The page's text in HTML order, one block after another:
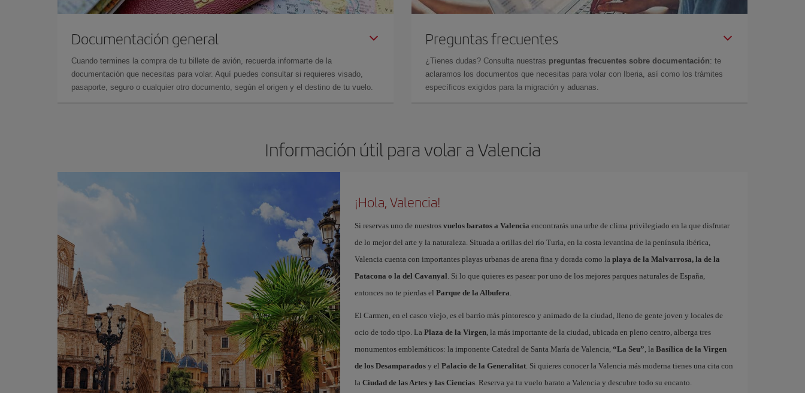
Documentación general
Cuando termines la compra de tu billete de avión, recuerda informarte de la
documentación que necesitas para volar. Aquí puedes consultar si requieres visado,
pasaporte, seguro o cualquier otro documento, según el origen y el destino de tu vuelo.
Preguntas frecuentes
¿Tienes dudas? Consulta nuestras preguntas frecuentes sobre documentación: te
aclaramos los documentos que necesitas para volar con Iberia, así como los trámites
específicos exigidos para la migración y aduanas.
Información útil para volar a Valencia
¡Hola, Valencia!
Si reservas uno de nuestros vuelos baratos a Valencia encontrarás una urbe de clima privilegiado en la que disfrutar
de lo mejor del arte y la naturaleza. Situada a orillas del río Turia, en la costa levantina de la península ibérica,
Valencia cuenta con importantes playas urbanas de arena fina y dorada como la playa de la Malvarrosa, la de la
Patacona o la del Cavanyal. Si lo que quieres es pasear por uno de los mejores parques naturales de España,
entonces no te pierdas el Parque de la Albufera.
El Carmen, en el casco viejo, es el barrio más pintoresco y animado de la ciudad, lleno de gente joven y locales de
ocio de todo tipo. La Plaza de la Virgen, la más importante de la ciudad, ubicada en pleno centro, alberga tres
monumentos emblemáticos: la imponente Catedral de Santa María de Valencia, “La Seu”, la Basílica de la Virgen
de los Desamparadosy el Palacio de la Generalitat. Si quieres conocer la Valencia más moderna tienes una cita con
la Ciudad de las Artes y las Ciencias. Reserva ya tu vuelo barato a Valencia y descubre todo su encanto.